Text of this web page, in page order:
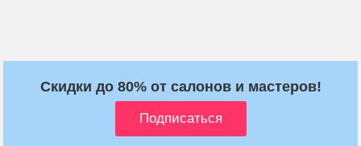
Скидки до 80% от салонов и мастеров!